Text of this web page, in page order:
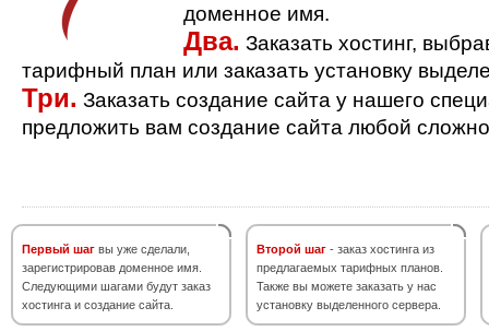
доменное имя.
Два. Заказать хостинг,
тарифный план или заказать установку
Три. Заказать создание сайта у нашего
предложить вам создание сайта любой
Первый шаг вы уже сделали,
зарегистрировав доменное имя.
Следующими шагами будут заказ
хостинга и создание сайта.
Второй шаг - заказ хостинга из
предлагаемых тарифных планов.
Также вы можете заказать у нас
установку выделенного сервера.